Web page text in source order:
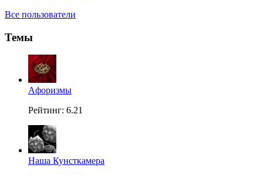
Все пользователи
Темы
Aфоризмы
Рейтинг: 6.21
Наша Кунсткамера